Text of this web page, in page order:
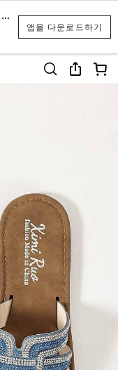
앱을 다운로드하기
SHEIN앱에서 더 많은 혜택을 받을 수 있어요.